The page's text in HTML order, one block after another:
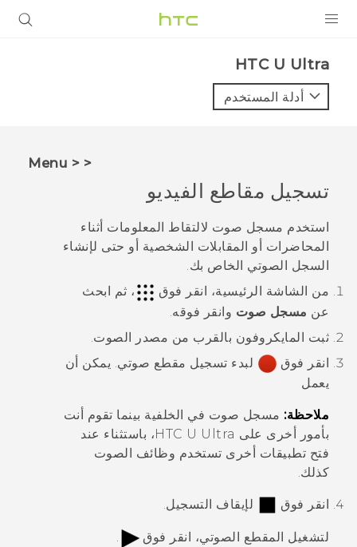
VIVE
VIVERSE
البرامج + التطبيقات
الدعم
أجهزة HTC والملحقات
HTC U Ultra‎
أدلة المستخدم
< < Menu
تسجيل مقاطع الفيديو
استخدم مسجل صوت لالتقاط المعلومات أثناء
المحاضرات أو المقابلات الشخصية أو حتى لإنشاء
السجل الصوتي الخاص بك.
من الشاشة
الرئيسية، انقر فوق
، ثم ابحث
عن مسجل صوت وانقر فوقه.
ثبت المايكروفون بالقرب من مصدر الصوت.
انقر فوق
لبدء تسجيل مقطع صوتي. يمكن أن
يعمل
ملاحظة: مسجل صوت في الخلفية بينما تقوم أنت
بأمور أخرى على HTC U Ultra، باستثناء عند
فتح تطبيقات أخرى تستخدم وظائف الصوت
كذلك.
انقر فوق لإيقاف التسجيل.
لتشغيل المقطع الصوتي، انقر فوق .